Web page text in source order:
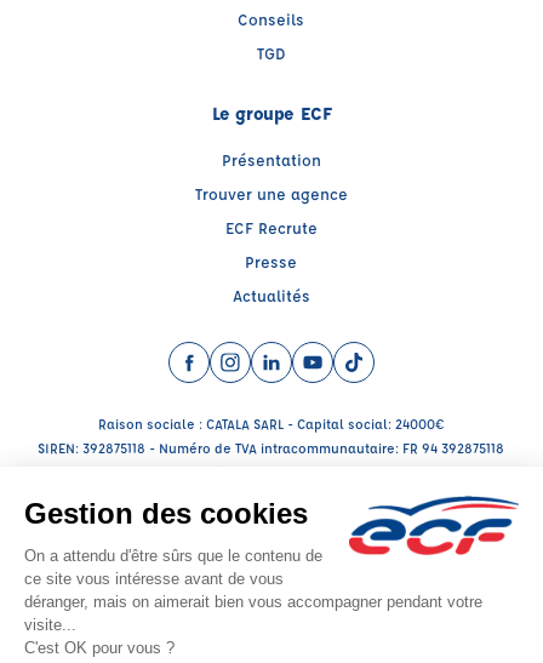
Conseils
TGD
Le groupe ECF
Présentation
Trouver une agence
ECF Recrute
Presse
Actualités
Facebook (nouvelle fenêtre)
Instagram (nouvelle fenêtre)
LinkedIn (nouvelle fenêtre)
YouTube (nouvelle fenêtre)
TikTok (nouvelle
Raison sociale : CATALA SARL - Capital social: 24000€
SIREN: 392875118 - Numéro de TVA intracommunautaire: FR 94 392875118
Agrément n°E2300100100
Raison sociale : THOMAS FORMA PRO - Capital social: 5000€
SIREN: 943719419 - Numéro de TVA intracommunautaire: FR63943719419
Agrément n°E25 001 0007 0
Siège social : 11, Place Carriat , BOURG EN BRESSE (010000) - Représentant